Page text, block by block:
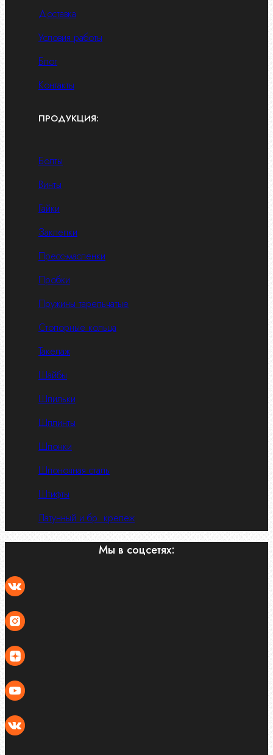
Доставка
Условия работы
Блог
Контакты
ПРОДУКЦИЯ:
Болты
Винты
Гайки
Заклепки
Пресс-масленки
Пробки
Пружины тарельчатые
Стопорные кольца
Такелаж
Шайбы
Шпильки
Шплинты
Шпонки
Шпоночная сталь
Штифты
Латунный и бр. крепеж
Мы в соцсетях: